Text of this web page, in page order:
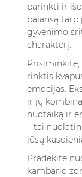
parinkti ir
balansą
gyvenimo
charakterį.
Prisiminkite,
rinktis
emocijas.
ir jų
nuotaiką ir
– tai
jūsų
Pradėkite
kambario